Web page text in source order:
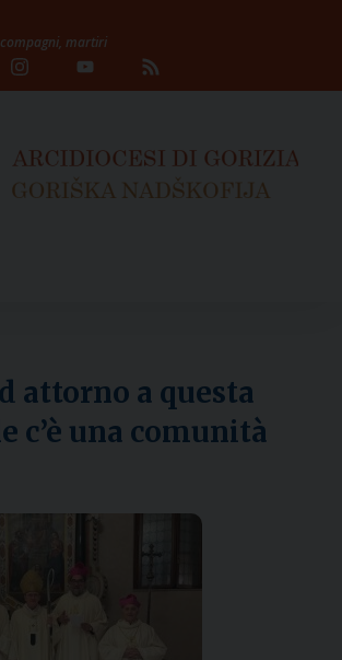
compagni, martiri
InstagramYouTube
Channel
attorno a questa
c’è una comunità